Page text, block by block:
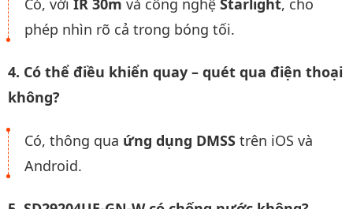
phép nhìn rõ cả trong bóng tối.
4. Có thể điều khiển quay – quét qua điện thoại
không?
Có, thông qua ứng dụng DMSS trên iOS và
Android.